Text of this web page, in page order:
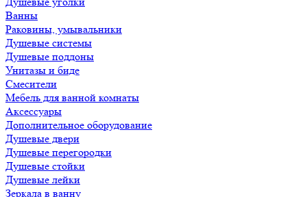
Ванны
Раковины, умывальники
Душевые системы
Душевые поддоны
Унитазы и биде
Смесители
Мебель для ванной комнаты
Аксессуары
Дополнительное оборудование
Душевые двери
Душевые перегородки
Душевые стойки
Душевые лейки
Зеркала в ванну